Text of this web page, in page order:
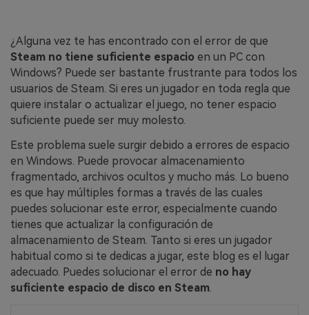
¿Alguna vez te has encontrado con el error de que
Steam no tiene suficiente espacio en un PC con
Windows? Puede ser bastante frustrante para todos los
usuarios de Steam. Si eres un jugador en toda regla que
quiere instalar o actualizar el juego, no tener espacio
suficiente puede ser muy molesto.
Este problema suele surgir debido a errores de espacio
en Windows. Puede provocar almacenamiento
fragmentado, archivos ocultos y mucho más. Lo bueno
es que hay múltiples formas a través de las cuales
puedes solucionar este error, especialmente cuando
tienes que actualizar la configuración de
almacenamiento de Steam. Tanto si eres un jugador
habitual como si te dedicas a jugar, este blog es el lugar
adecuado. Puedes solucionar el error de no hay
suficiente espacio de disco en Steam.